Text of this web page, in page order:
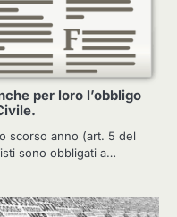
per loro l’obbligo
scorso anno (art. 5 del
sono obbligati a…